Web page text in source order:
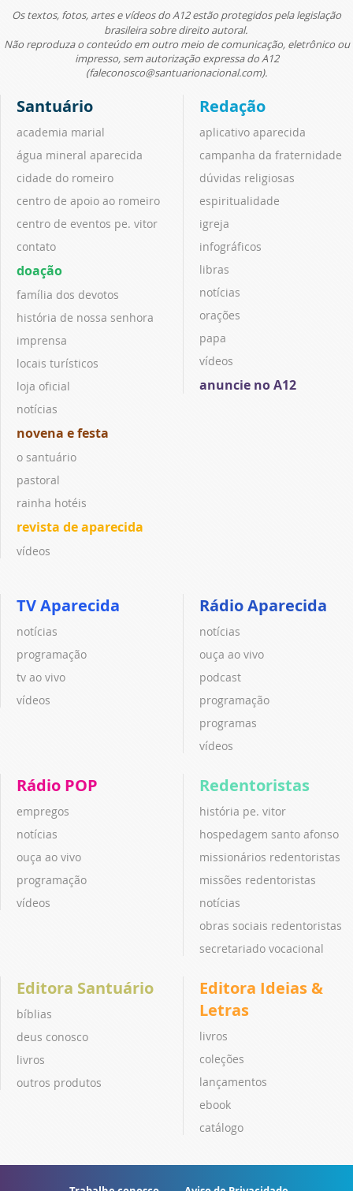
Os textos, fotos, artes e vídeos do A12 estão protegidos pela legislação
brasileira sobre direito autoral.
Não reproduza o conteúdo em outro meio de comunicação, eletrônico ou
impresso, sem autorização expressa do A12
(faleconosco@santuarionacional.com).
Santuário
academia marial
água mineral aparecida
cidade do romeiro
centro de apoio ao romeiro
centro de eventos pe. vitor
contato
doação
família dos devotos
história de nossa senhora
imprensa
locais turísticos
loja oficial
notícias
novena e festa
o santuário
pastoral
rainha hotéis
revista de aparecida
vídeos
Redação
aplicativo aparecida
campanha da fraternidade
dúvidas religiosas
espiritualidade
igreja
infográficos
libras
notícias
orações
papa
vídeos
anuncie no A12
TV Aparecida
notícias
programação
tv ao vivo
vídeos
Rádio Aparecida
notícias
ouça ao vivo
podcast
programação
programas
vídeos
Rádio POP
empregos
notícias
ouça ao vivo
programação
vídeos
Redentoristas
história pe. vitor
hospedagem santo afonso
missionários redentoristas
missões redentoristas
notícias
obras sociais redentoristas
secretariado vocacional
Editora Santuário
bíblias
deus conosco
livros
outros produtos
Editora Ideias &
Letras
livros
coleções
lançamentos
ebook
catálogo